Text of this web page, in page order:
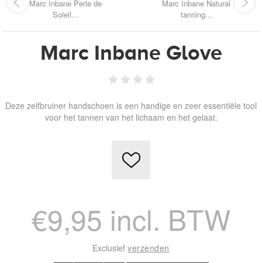
Marc Inbane Perle de
Soleil...
Marc Inbane Natural
tanning...
Marc Inbane Glove
Deze zelfbruiner handschoen is een handige en zeer essentiële tool
voor het tannen van het lichaam en het gelaat.
€9,95 incl. BTW
Exclusiefverzenden